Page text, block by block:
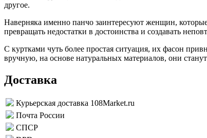
другое.
Наверняка именно панчо заинтересуют женщин,
превращать недостатки в достоинства и создавать
С куртками чуть более простая ситуация, их фасон
вручную, на основе натуральных материалов, они
Доставка
Курьерская доставка 108Market.ru
Почта России
СПСР